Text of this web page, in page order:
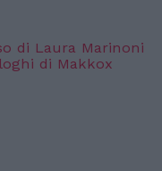
di Laura Marinoni
di Makkox